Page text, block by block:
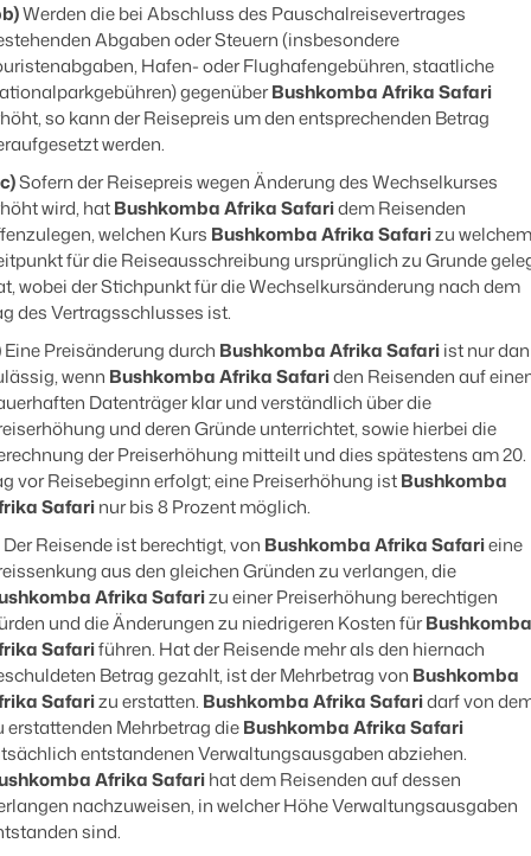
Werden die bei Abschluss des Pauschalreisevertrages
Abgaben oder Steuern (insbesondere
Hafen- oder Flughafengebühren, staatliche
gegenüberBushkomba Afrika Safari
so kann der Reisepreis um den entsprechenden Betrag
werden.
Sofern der Reisepreis wegen Änderung des Wechselkurses
wird, hatBushkomba Afrika Safaridem Reisenden
welchen Kurs Bushkomba Afrika Safarizu welchem
für die Reiseausschreibung ursprünglich zu Grunde
wobei der Stichpunkt für die Wechselkursänderung nach dem
des Vertragsschlusses ist.
Eine Preisänderung durch Bushkomba Afrika Safariist nur
wenn Bushkomba Afrika Safariden Reisenden auf
Datenträger klar und verständlich über die
und deren Gründe unterrichtet, sowie hierbei die
der Preiserhöhung mitteilt und dies spätestens am 20.
vor Reisebeginn erfolgt; eine Preiserhöhung istBushkomba
Safarinur bis 8 Prozent möglich.
Der Reisende ist berechtigt, von Bushkomba Afrika Safarieine
aus den gleichen Gründen zu verlangen, die
Afrika Safarizu einer Preiserhöhung berechtigen
und die Änderungen zu niedrigeren Kosten fürBushkomba
Safariführen. Hat der Reisende mehr als den hiernach
Betrag gezahlt, ist der Mehrbetrag von Bushkomba
Safarizu erstatten. Bushkomba Afrika Safaridarf von
erstattenden Mehrbetrag dieBushkomba Afrika Safari
entstandenen Verwaltungsausgaben abziehen.
Afrika Safarihat dem Reisenden auf dessen
nachzuweisen, in welcher Höhe Verwaltungsausgaben
sind.